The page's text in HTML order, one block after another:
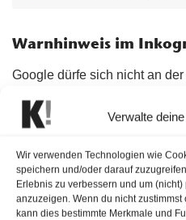
Verwalte
Wir verwenden Technologien wie
speichern und/oder darauf
Erlebnis zu verbessern und um
anzuzeigen. Wenn du nicht
kann dies bestimmte Merkmale und
Warnhinweis im
Google dürfe sich nicht an
autorisierten Sammlung von
Amerikaner mit einem
kündigte an, das
Vorwürfe vorgehen. “Wir
man eine neue Inkognito-